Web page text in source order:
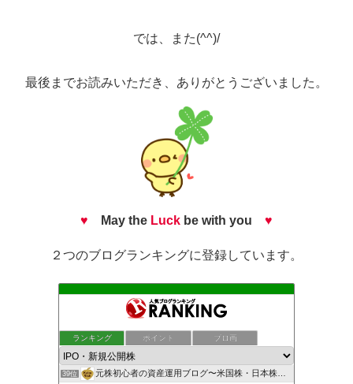
では、また(^^)/
最後までお読みいただき、ありがとうございました。
♥ May the Luck be with you ♥
２つのブログランキングに登録しています。
ランキング ポイント ブロ画
37位 投資信託で儲ける！分配金収入向上計画
38位 スキマナビ
39位 元株初心者の資産運用ブログ〜米国株・日本株・IPO株投資